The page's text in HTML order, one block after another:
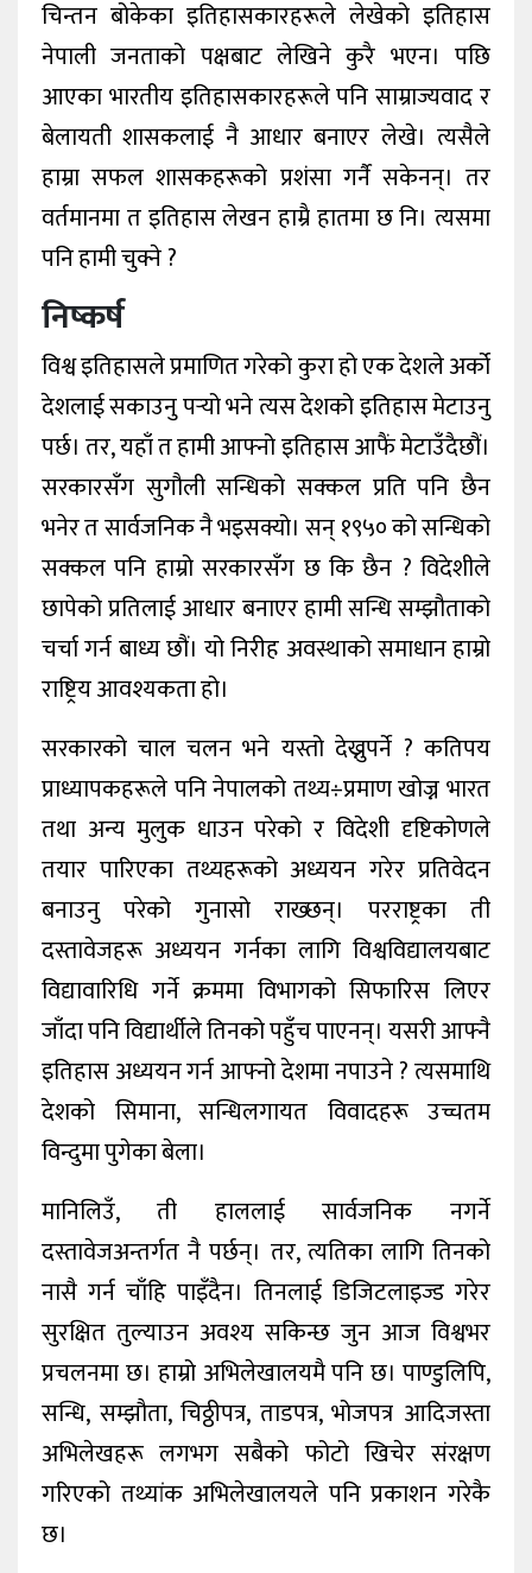
चिन्तन बोकेका इतिहासकारहरूले लेखेको इतिहास
नेपाली जनताको पक्षबाट लेखिने कुरै भएन। पछि
आएका भारतीय इतिहासकारहरूले पनि साम्राज्यवाद र
बेलायती शासकलाई नै आधार बनाएर लेखे। त्यसैले
हाम्रा सफल शासकहरूको प्रशंसा गर्नै सकेनन्। तर
वर्तमानमा त इतिहास लेखन हाम्रै हातमा छ नि। त्यसमा
पनि हामी चुक्ने ?
निष्कर्ष
विश्व इतिहासले प्रमाणित गरेको कुरा हो एक देशले अर्को
देशलाई सकाउनु पर्‍यो भने त्यस देशको इतिहास मेटाउनु
पर्छ। तर, यहाँ त हामी आफ्नो इतिहास आफैं मेटाउँदैछौं।
सरकारसँग सुगौली सन्धिको सक्कल प्रति पनि छैन
भनेर त सार्वजनिक नै भइसक्यो। सन् १९५० को सन्धिको
सक्कल पनि हाम्रो सरकारसँग छ कि छैन ? विदेशीले
छापेको प्रतिलाई आधार बनाएर हामी सन्धि सम्झौताको
चर्चा गर्न बाध्य छौं। यो निरीह अवस्थाको समाधान हाम्रो
राष्ट्रिय आवश्यकता हो।
सरकारको चाल चलन भने यस्तो देख्नुपर्ने ? कतिपय
प्राध्यापकहरूले पनि नेपालको तथ्य÷प्रमाण खोज्न भारत
तथा अन्य मुलुक धाउन परेको र विदेशी दृष्टिकोणले
तयार पारिएका तथ्यहरूको अध्ययन गरेर प्रतिवेदन
बनाउनु परेको गुनासो राख्छन्। परराष्ट्रका ती
दस्तावेजहरू अध्ययन गर्नका लागि विश्वविद्यालयबाट
विद्यावारिधि गर्ने क्रममा विभागको सिफारिस लिएर
जाँदा पनि विद्यार्थीले तिनको पहुँच पाएनन्। यसरी आफ्नै
इतिहास अध्ययन गर्न आफ्नो देशमा नपाउने ? त्यसमाथि
देशको सिमाना, सन्धिलगायत विवादहरू उच्चतम
विन्दुमा पुगेका बेला।
मानिलिउँ, ती हाललाई सार्वजनिक नगर्ने
दस्तावेजअन्तर्गत नै पर्छन्। तर, त्यतिका लागि तिनको
नासै गर्न चाँहि पाइँदैन। तिनलाई डिजिटलाइज्ड गरेर
सुरक्षित तुल्याउन अवश्य सकिन्छ जुन आज विश्वभर
प्रचलनमा छ। हाम्रो अभिलेखालयमै पनि छ। पाण्डुलिपि,
सन्धि, सम्झौता, चिठ्ठीपत्र, ताडपत्र, भोजपत्र आदिजस्ता
अभिलेखहरू लगभग सबैको फोटो खिचेर संरक्षण
गरिएको तथ्यांक अभिलेखालयले पनि प्रकाशन गरेकै
छ।